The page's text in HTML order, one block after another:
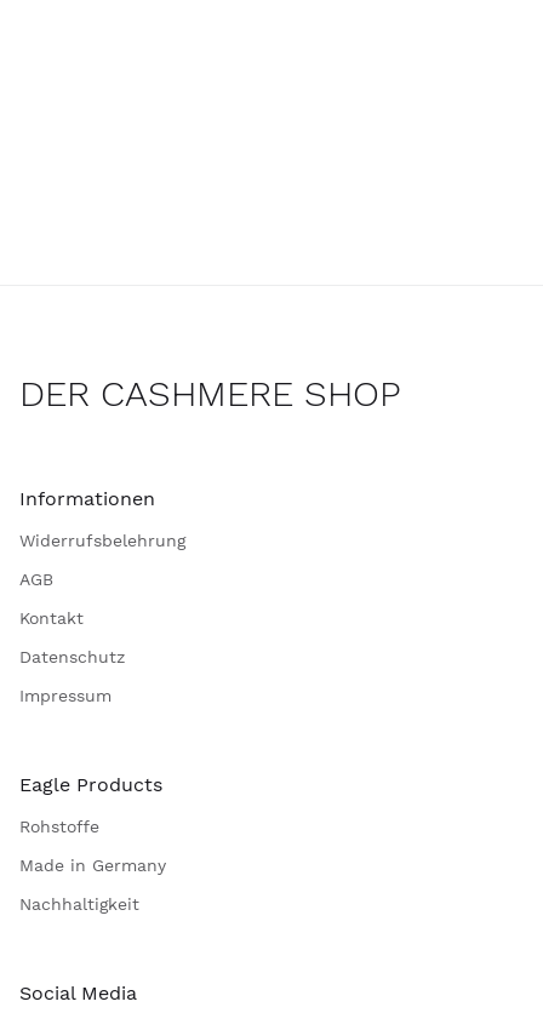
DER CASHMERE SHOP
Informationen
Widerrufsbelehrung
AGB
Kontakt
Datenschutz
Impressum
Eagle Products
Rohstoffe
Made in Germany
Nachhaltigkeit
Social Media